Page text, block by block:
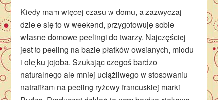
Kiedy mam więcej czasu w domu, a zazwyczaj
dzieje się to w weekend, przygotowuję sobie
własne domowe peelingi do twarzy. Najczęściej
jest to peeling na bazie płatków owsianych, miodu
i olejku jojoba. Szukając czegoś bardzo
naturalnego ale mniej uciążliwego w stosowaniu
natrafiłam na peeling ryżowy francuskiej marki